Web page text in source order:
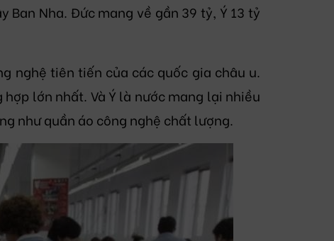
Ban Nha. Đức mang về gần 39 tỷ, Ý 13 tỷ
nghệ tiên tiến của các quốc gia châu u.
lớn nhất. Và Ý là nước mang lại nhiều
như quần áo công nghệ chất lượng.